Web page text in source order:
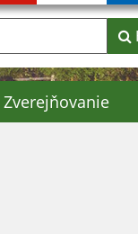
Zverejňovanie